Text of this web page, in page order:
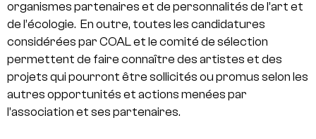
organismes partenaires et de personnalités de l’art et
de l’écologie. En outre, toutes les candidatures
considérées par COAL et le comité de sélection
permettent de faire connaître des artistes et des
projets qui pourront être sollicités ou promus selon les
autres opportunités et actions menées par
l’association et ses partenaires.